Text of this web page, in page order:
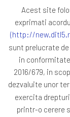
Primăria Sectorul
ANAF
Protocoale
GDPR
Harta Site
Acest site
exprimati
(http://
sunt prelucrate
in conformitate
2016/679, in
dezvaluite unor
exercita
printr-o cerere